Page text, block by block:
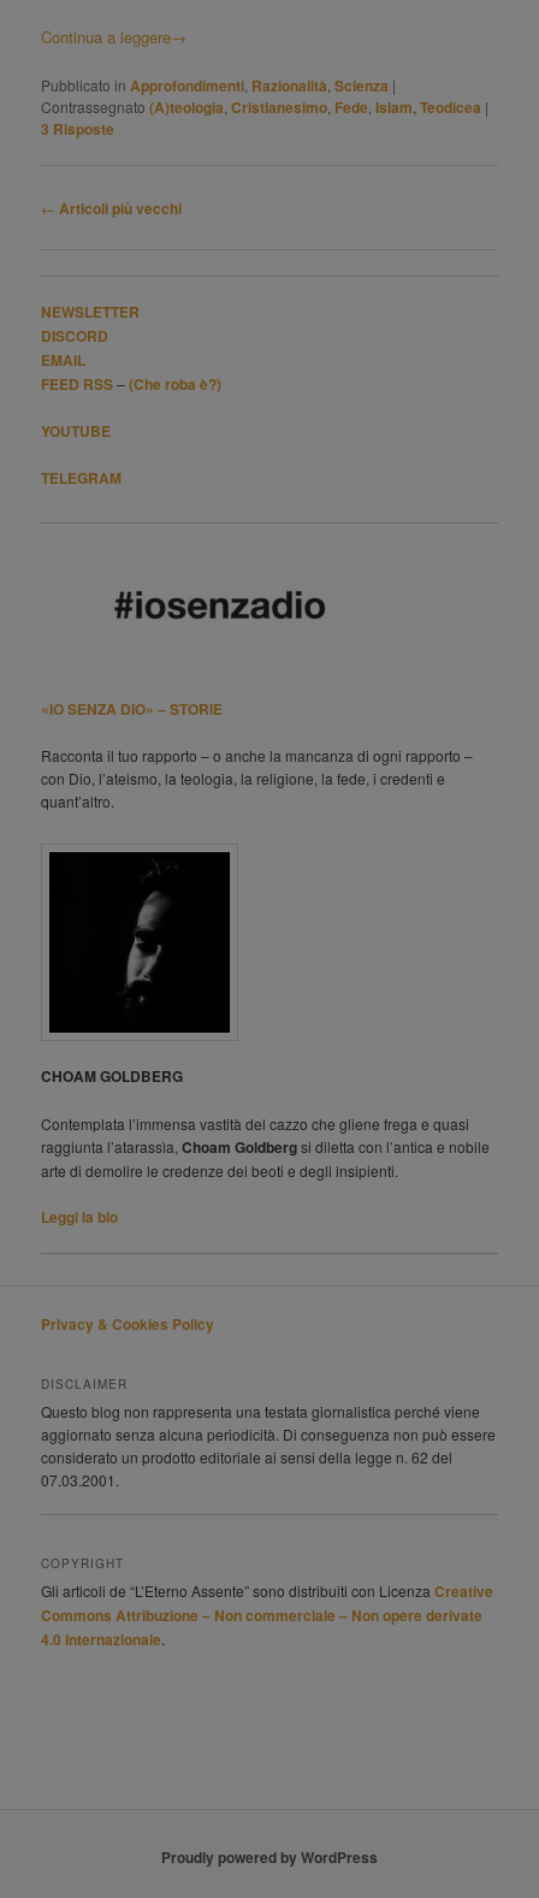
Continua a leggere→
Pubblicato in Approfondimenti Razionalità ,Scienza |
Contrassegnato (A)teologia ,Cristianesimo Fede ,Islam ,Teodicea |
3 Risposte
Navigazione
← Articoli più vecchi
NEWSLETTER
DISCORD
EMAIL
FEED RSS–(Che roba è?)
YOUTUBE
TELEGRAM
«IO SENZA DIO» – STORIE
Racconta il tuo rapporto – o anche la mancanza di ogni rapporto –
con Dio, l’ateismo, la teologia, la religione, la fede, i credenti e
quant’altro.
CHOAM GOLDBERG
Contemplata l’immensa vastità del cazzo che gliene frega e quasi
raggiunta l’atarassìa,Choam Goldbergsi diletta con l’antica e nobile
arte di demolire le credenze dei beoti e degli insipienti.
Leggi la bio
Privacy & Cookies Policy
DISCLAIMER
Questo blog non rappresenta una testata giornalistica perché viene
aggiornato senza alcuna periodicità. Di conseguenza non può essere
considerato un prodotto editoriale ai sensi della legge n. 62 del
07.03.2001.
COPYRIGHT
Gli articoli de “L’Eterno Assente” sono distribuiti con LicenzaCreative
Commons Attribuzione – Non commerciale – Non opere derivate
4.0 Internazionale
Proudly powered by WordPress